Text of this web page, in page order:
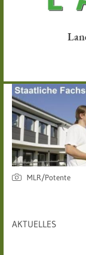
MLR/Potente
AKTUELLES